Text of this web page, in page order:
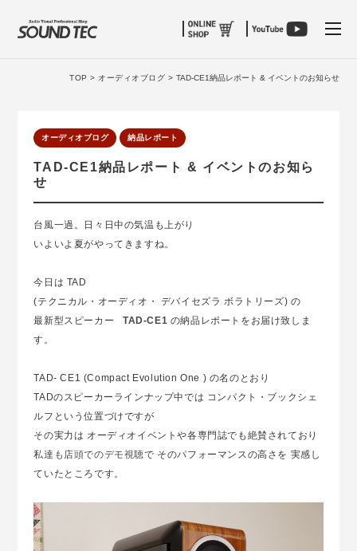
TOP > オーディオブログ > TAD-CE1納品レポート & イベントのお知らせ
オーディオブログ 納品レポート
TAD-CE1納品レポート & イベントのお知ら
せ
台風一過。日々日中の気温も上がり
いよいよ夏がやってきますね。
今日は TAD
(テクニカル・オーディオ・ デバイセズラ ボラトリーズ) の
最新型スピーカー TAD-CE1 の納品レポートをお届け致しま
す。
TAD- CE1 (Compact Evolution One ) の名のとおり
TADのスピーカーラインナップ中では コンパクト・ブックシェ
ルフという位置づけですが
その実力は オーディオイベントや各専門誌でも絶賛されており
私達も店頭でのデモ視聴で そのパフォーマンスの高さを 実感し
ていたところです。